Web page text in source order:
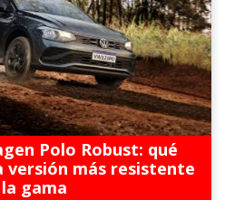
Polo Robust: qué
versión más resistente
gama